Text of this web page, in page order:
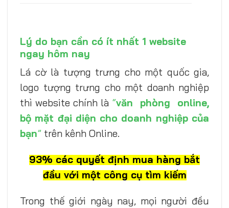
Lý do bạn cần có ít nhất 1 website
ngay hôm nay
Lá cờ là tượng trưng cho một quốc gia,
logo tượng trưng cho một doanh nghiệp
thì website chính là “văn phòng online,
bộ mặt đại diện cho doanh nghiệp của
bạn” trên kênh Online.
93% các quyết định mua hàng bắt
đầu với một công cụ tìm kiếm
Trong thế giới ngày nay, mọi người đều